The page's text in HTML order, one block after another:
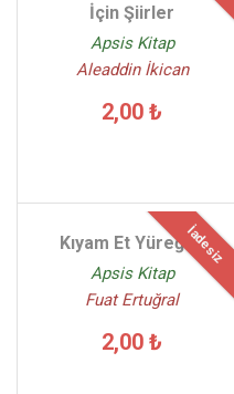
İçin Şiirler
Apsis Kitap
Aleaddin İkican
2,00 ₺
İadesiz
Kıyam Et Yüreğim
Apsis Kitap
Fuat Ertuğral
2,00 ₺